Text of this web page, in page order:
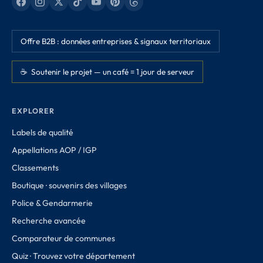
Offre B2B : données entreprises & signaux territoriaux
☕ Soutenir le projet — un café = 1 jour de serveur
EXPLORER
Labels de qualité
Appellations AOP / IGP
Classements
Boutique · souvenirs des villages
Police & Gendarmerie
Recherche avancée
Comparateur de communes
Quiz · Trouvez votre département